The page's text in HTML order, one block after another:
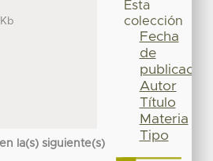
la(s) siguiente(s)
Esta
colección
Fecha
de
publicación
Autor
Título
Materia
Tipo